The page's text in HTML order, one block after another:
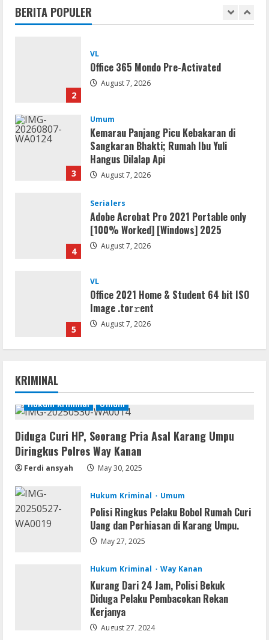
BERITA POPULER
1
2
VL
Office 365 Mondo Pre-Activated
August 7, 2026
3
Umum
Kemarau Panjang Picu Kebakaran di
Sangkaran Bhakti; Rumah Ibu Yuli
Hangus Dilalap Api
August 7, 2026
4
Serialers
Adobe Acrobat Pro 2021 Portable only
[100% Worked] [Windows] 2025
August 7, 2026
5
VL
Office 2021 Home & Student 64 bit ISO
Image .tоr𝚛еnt
August 7, 2026
1
VL
Office 365 Mondo Pre-Activated
August 7, 2026
Umum
Kemarau Panjang Picu Kebakaran di
Sangkaran Bhakti; Rumah Ibu Yuli
Hangus Dilalap Api
August 7, 2026
Serialers
Adobe Acrobat Pro 2021 Portable only
[100% Worked] [Windows] 2025
KRIMINAL
Hukum Kriminal Umum
Diduga Curi HP, Seorang Pria Asal Karang Umpu
Diringkus Polres Way Kanan
Ferdi ansyah May 30, 2025
Hukum Kriminal Umum
Polisi Ringkus Pelaku Bobol Rumah Curi
Uang dan Perhiasan di Karang Umpu.
May 27, 2025
Hukum Kriminal Way Kanan
Kurang Dari 24 Jam, Polisi Bekuk
Diduga Pelaku Pembacokan Rekan
Kerjanya
August 27, 2024